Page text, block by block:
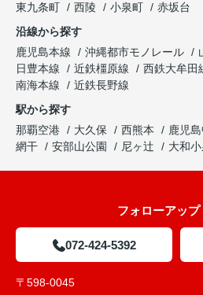
東九条町
西陵 小泉町
赤坂台
沿線から探す
鹿児島本線
沖縄都市モノレール
日豊本線
近鉄橿原線 西鉄大牟田
南海本線
近鉄長野線
駅から探す
那覇空港
大久保 西熊本 鹿児
網干
安部山公園 尼ヶ辻 大和小
フォローアップ
072-424-5392
〒598-0045